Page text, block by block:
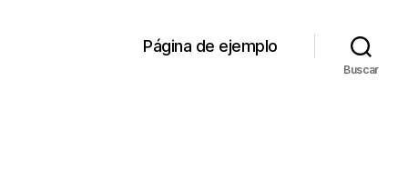
Página de ejemplo
Buscar